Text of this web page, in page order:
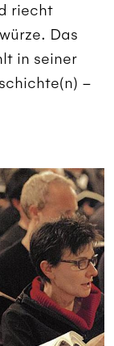
riecht
Das
in seiner
–